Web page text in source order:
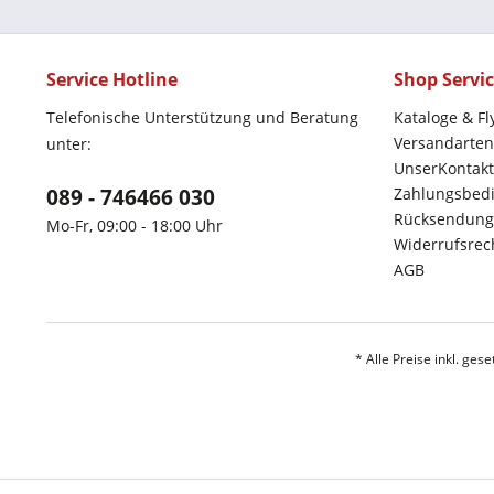
Service Hotline
Telefonische Unterstützung und Beratung
unter:
089 - 746466 030
Mo-Fr, 09:00 - 18:00 Uhr
Shop
Kataloge &
Versandarten
UnserKontakt
AGB
* Alle Preise inkl.